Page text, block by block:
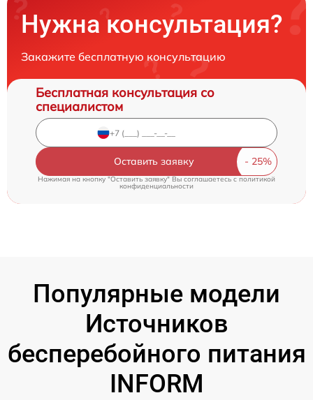
Нужна консультация?
Закажите бесплатную консультацию
Бесплатная консультация со
специалистом
Оставить заявку
Нажимая на кнопку "Оставить заявку" Вы соглашаетесь c политикой
конфиденциальности
Популярные модели
Источников
бесперебойного питания
INFORM